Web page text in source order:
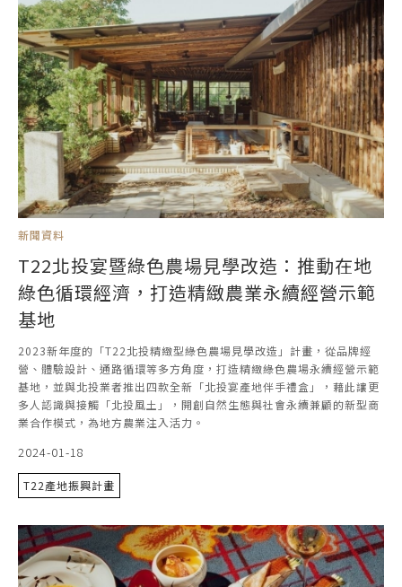
新聞資料
T22北投宴暨綠色農場見學改造：推動在地
綠色循環經濟，打造精緻農業永續經營示範
基地
2023新年度的「T22北投精緻型綠色農場見學改造」計畫，從品牌經
營、體驗設計、通路循環等多方角度，打造精緻綠色農場永續經營示範
基地，並與北投業者推出四款全新「北投宴產地伴手禮盒」，藉此讓更
多人認識與接觸「北投風土」，開創自然生態與社會永續兼顧的新型商
業合作模式，為地方農業注入活力。
2024-01-18
T22產地振興計畫